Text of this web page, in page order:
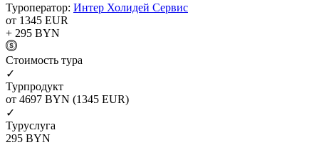
Туроператор: Интер Холидей Сервис
от 1345 EUR
+ 295 BYN
Cтоимость тура
✓
Турпродукт
от 4697 BYN (1345 EUR)
✓
Туруслуга
295 BYN